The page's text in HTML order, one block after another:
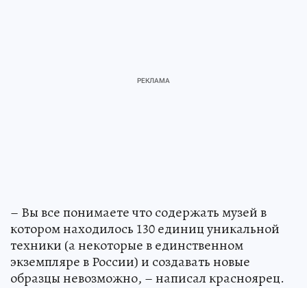
– Вы все понимаете что содержать музей в
котором находилось 130 единиц уникальной
техники (а некоторые в единственном
экземпляре в России) и создавать новые
образцы невозможно, – написал красноярец.